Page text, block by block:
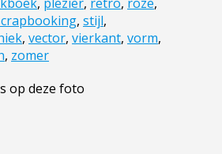
, stijl,
, vector, vierkant, vorm,
, zomer
op deze foto